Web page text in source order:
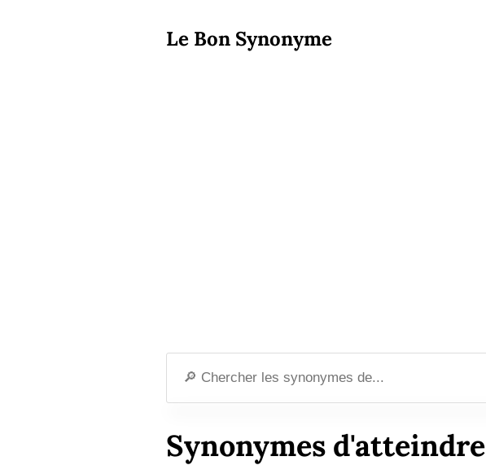
Le Bon Synonyme
Synonymes d'atteindre